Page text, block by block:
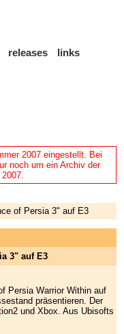
2007 eingestellt. Bei
noch um ein Archiv der
of Persia 3" auf E3
3" auf E3
Persia Warrior Within auf
präsentieren. Der
und Xbox. Aus Ubisofts
releases
links